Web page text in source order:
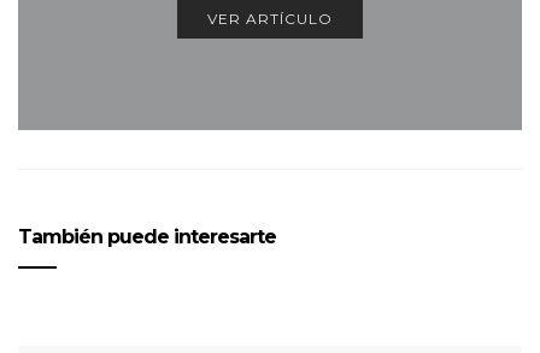
VER ARTÍCULO
También puede interesarte